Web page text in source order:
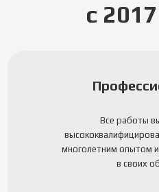
с
Все работы
многолетним опытом
в своих